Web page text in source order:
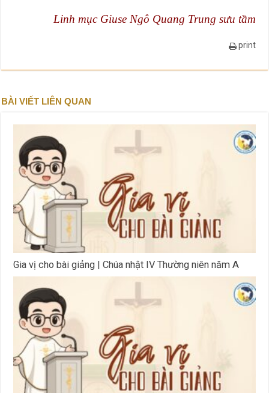
Linh mục Giuse Ngô Quang Trung sưu tầm
print
BÀI VIẾT LIÊN QUAN
Gia vị cho bài giảng | Chúa nhật IV Thường niên năm A